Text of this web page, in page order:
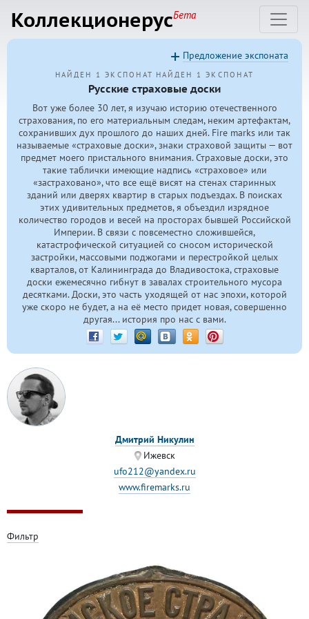
КоллекционерусБета
НАЙДЕН 1 ЭКСПОНАТ НАЙДЕН 1 ЭКСПОНАТ
Русские страховые доски
Вот уже более 30 лет, я изучаю историю отечественного
страхования, по его материальным следам, неким артефактам,
сохранивших дух прошлого до наших дней. Fire marks или так
называемые «страховые доски», знаки страховой защиты — вот
предмет моего пристального внимания. Страховые доски, это
такие таблички имеющие надпись «страховое» или
«застраховано», что все ещё висят на стенах старинных
зданий или дверях квартир в старых подъездах. В поисках
этих удивительных предметов, я объездил изрядное
количество городов и весей на просторах бывшей Российской
Империи. В связи с повсеместно сложившейся,
катастрофической ситуацией со сносом исторической
застройки, массовыми поджогами и перестройкой целых
кварталов, от Калининграда до Владивостока, страховые
доски ежемесячно гибнут в завалах строительного мусора
десятками. Доски, это часть уходящей от нас эпохи, которой
уже скоро не будет, а на её место придет новая, совершенно
другая... история про нас с вами.
Предложение экспоната
Дмитрий Никулин
Ижевск
ufo212@yandex.ru
www.firemarks.ru
Фильтр